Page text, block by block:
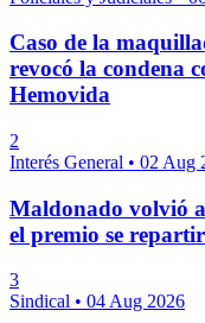
Caso de la
revocó la condena
Hemovida
2
Interés General • 02 Aug
Maldonado volvió
el premio se
3
Sindical • 04 Aug 2026